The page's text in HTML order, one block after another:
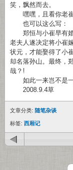
笑，飘然而去。
嘿嘿，且看你老崔
也可以这么写：
郑恒与小崔早有婚
老夫人遂决定将小崔
状元，才能娶得了小
却名落孙山。最终，
哉？!
如此一来岂不是一
2008.9.4草
文章分类: 随笔杂谈
标签: 西厢记